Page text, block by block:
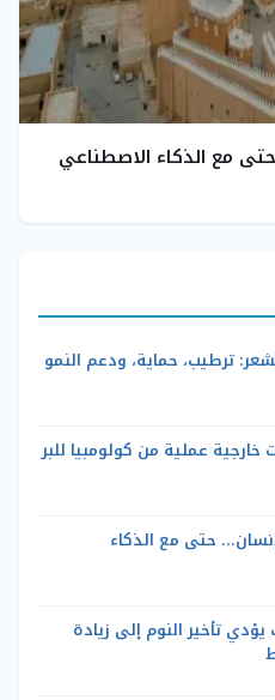
حتى مع الذكاء الاصطناعي
ترطيب، حماية، ودعم النمو
خارجية عملية من كولومبيا للبر
حتى مع الذكاء
تأخير النوم إلى زيادة